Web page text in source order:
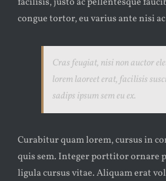
congue tortor, eu varius ante nisi
Cras feugiat, nisi non auctor
lorem laoreet erat, facilisis
sadips ipsum sem eu ex.
Curabitur quam lorem, cursus in
quis sem. Integer porttitor ornare
ligula cursus vitae. Aliquam erat